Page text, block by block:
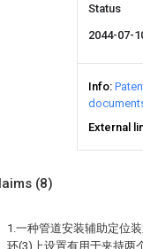
Status
2044-07-
Info
External
(8)
1.一种管道安装辅助定位
环(3)上设置有用于夹持两